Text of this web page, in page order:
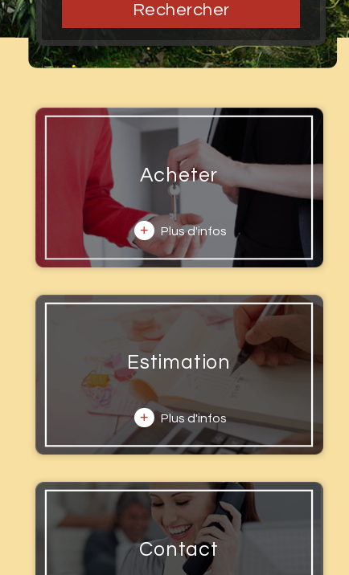
Rechercher
Acheter
+ Plus d'infos
Estimation
+ Plus d'infos
Contact